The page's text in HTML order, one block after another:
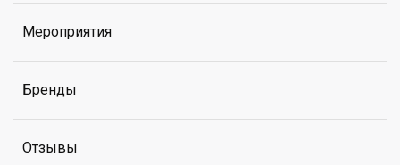
Мероприятия
Бренды
Отзывы